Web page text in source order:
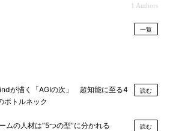
1 Authors
一覧
が描く「AGIの次」 超知能に至る4
ボトルネック
読む
ムの人材は“5つの型”に分かれる
読む